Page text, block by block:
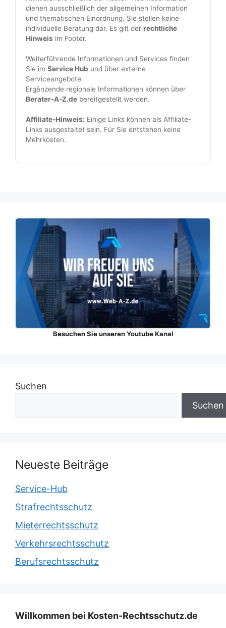
dienen ausschließlich der allgemeinen Information
und thematischen Einordnung. Sie stellen keine
individuelle Beratung dar. Es gilt der rechtliche
Hinweis im Footer.
Weiterführende Informationen und Services finden
Sie im Service Hub und über externe
Serviceangebote.
Ergänzende regionale Informationen können über
Berater-A-Z.de bereitgestellt werden.
Affiliate-Hinweis: Einige Links können als Affiliate-
Links ausgestaltet sein. Für Sie entstehen keine
Mehrkosten.
Besuchen Sie unseren Youtube Kanal
Suchen
Suchen
Neueste Beiträge
Service-Hub
Strafrechtsschutz
Mieterrechtsschutz
Verkehrsrechtsschutz
Berufsrechtsschutz
Willkommen bei Kosten-Rechtsschutz.de